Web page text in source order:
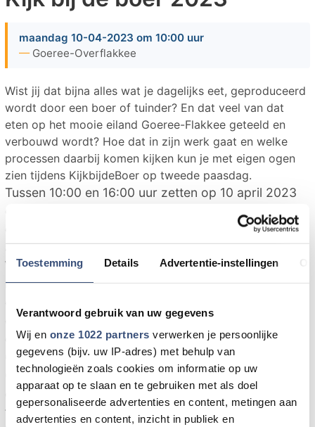
Toestemming Details Advertentie-instellingen
Verantwoord gebruik van uw gegevens
Wij en onze 1022 partners verwerken je persoonlijke
gegevens (bijv. uw IP-adres) met behulp van
technologieën zoals cookies om informatie op uw
apparaat op te slaan en te gebruiken met als doel
gepersonaliseerde advertenties en content, metingen aan
advertenties en content, inzicht in publiek en
maandag 10-04-2023 om 10:00 uur
Goeree-Overflakkee
Wist jij dat bijna alles wat je dagelijks eet, geproduceerd
wordt door een boer of tuinder? En dat veel van dat
eten op het mooie eiland Goeree-Flakkee geteeld en
verbouwd wordt? Hoe dat in zijn werk gaat en welke
processen daarbij komen kijken kun je met eigen ogen
zien tijdens KijkbijdeBoer op tweede paasdag.
Tussen 10:00 en 16:00 uur zetten op 10 april 2023
diverse ondernemers hun stal- en schuurdeuren
open om jullie een inkijkje te geven. Kom lammetjes
aaien op geitenbedrijf Van der Sar in Ooltgensplaat.
Wil je zien wat het verschil is tussen het houden van
melkkoeien en vleeskoeien dan kun je dat
en familie Goedegebuur in Nieuwe-Tonge. Ben je
een echte paardenliefhebber dan kun je bij manege
Oostmoer in Stad aan 't Haringvliet je hart ophalen.
GO Crops in Sommelsdijk neemt je mee in de teelt-
en verwerkingsprocessen van de producten die ze
telen en familie Van Eck uit Herkingen wil graag